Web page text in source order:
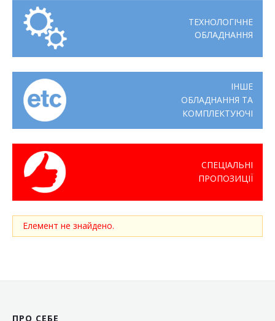
ТЕХНОЛОГІЧНЕ
ОБЛАДНАННЯ
ІНШЕ
ОБЛАДНАННЯ ТА
КОМПЛЕКТУЮЧІ
СПЕЦІАЛЬНІ
ПРОПОЗИЦІЇ
Елемент не знайдено.
ПРО СЕБЕ